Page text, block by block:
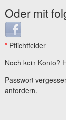
Oder mit
Login with Facebook
* Pflichtfelder
Noch kein Konto?
Passwort
anfordern.